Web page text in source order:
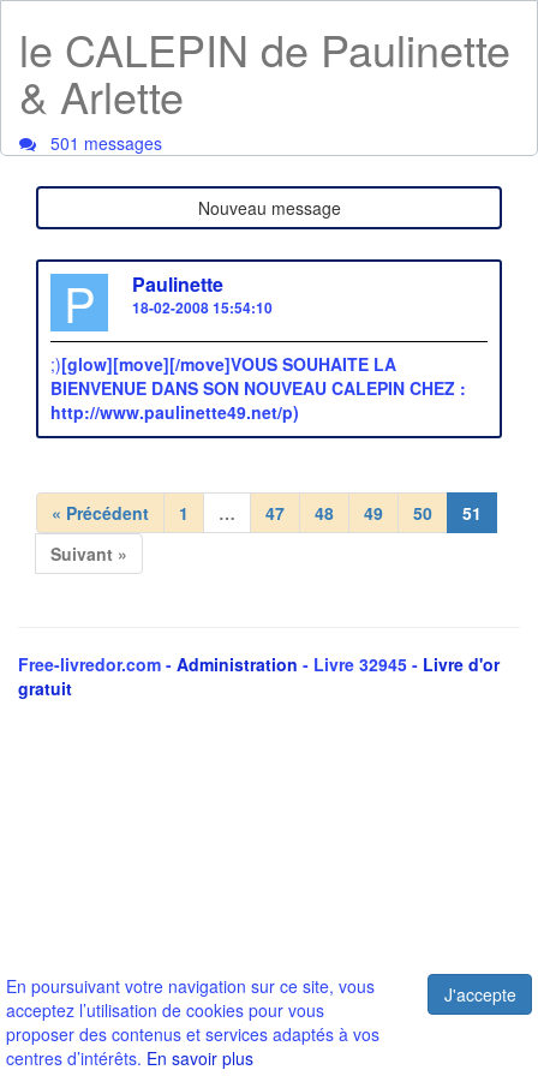
En poursuivant votre navigation sur ce site, vous
acceptez l’utilisation de cookies pour vous
proposer des contenus et services adaptés à vos
centres d’intérêts. En savoir plus
J'accepte
le CALEPIN de Paulinette
& Arlette
501 messages
Nouveau message
P Paulinette
18-02-2008 15:54:10
;)[glow][move][/move]VOUS SOUHAITE LA
BIENVENUE DANS SON NOUVEAU CALEPIN CHEZ :
http://www.paulinette49.net/p)
« Précédent 1 … 47 48 49 50
51
Suivant »
Free-livredor.com - Administration - Livre 32945 - Livre d'or
gratuit